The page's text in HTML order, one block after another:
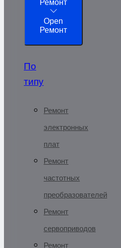
Ремонт
Open
Ремонт
По
типу
Ремонт
электронных
плат
Ремонт
частотных
преобразователей
Ремонт
сервоприводов
Ремонт